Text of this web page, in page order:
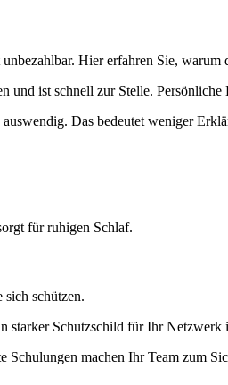
Hier erfahren Sie, warum
ist schnell zur Stelle.
Das bedeutet weniger
für ruhigen Schlaf.
schützen.
starker Schutzschild für Ihr Netzwerk
machen Ihr Team zum